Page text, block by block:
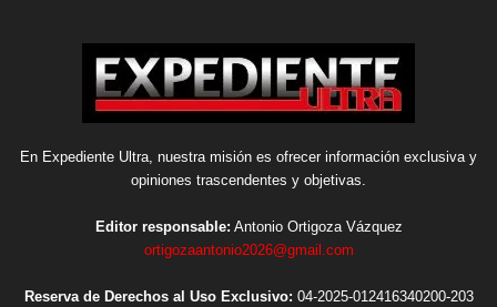
En Expediente Ultra, nuestra misión es ofrecer información exclusiva y
opiniones trascendentes y objetivas.
Editor responsable: Antonio Ortigoza Vázquez
ortigozaantonio2026@gmail.com
Reserva de Derechos al Uso Exclusivo: 04-2025-012416340200-203